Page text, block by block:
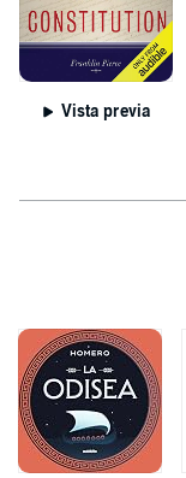
Vista previa